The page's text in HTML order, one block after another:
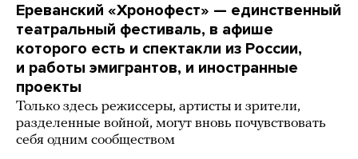
Ереванский «Хронофест» — единственный
театральный фестиваль, в афише
которого есть и спектакли из России,
и работы эмигрантов, и иностранные
проекты
Только здесь режиссеры, артисты и зрители,
разделенные войной, могут вновь почувствовать
себя одним сообществом